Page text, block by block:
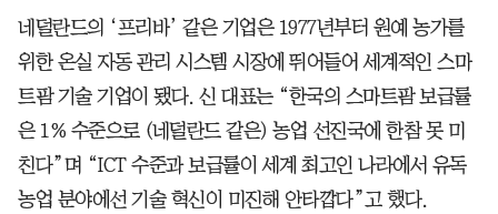
네덜란드의 ‘프리바’ 같은 기업은 1977년부터 원예 농가를
위한 온실 자동 관리 시스템 시장에 뛰어들어 세계적인 스마
트팜 기술 기업이 됐다. 신 대표는 “한국의 스마트팜 보급률
은 1% 수준으로 (네덜란드 같은) 농업 선진국에 한참 못 미
친다”며 “ICT 수준과 보급률이 세계 최고인 나라에서 유독
농업 분야에선 기술 혁신이 미진해 안타깝다”고 했다.